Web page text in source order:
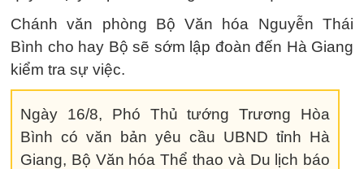
Chánh văn phòng Bộ Văn hóa Nguyễn Thái
Bình cho hay Bộ sẽ sớm lập đoàn đến Hà Giang
kiểm tra sự việc.
Ngày 16/8, Phó Thủ tướng Trương Hòa
Bình có văn bản yêu cầu UBND tỉnh Hà
Giang, Bộ Văn hóa Thể thao và Du lịch báo